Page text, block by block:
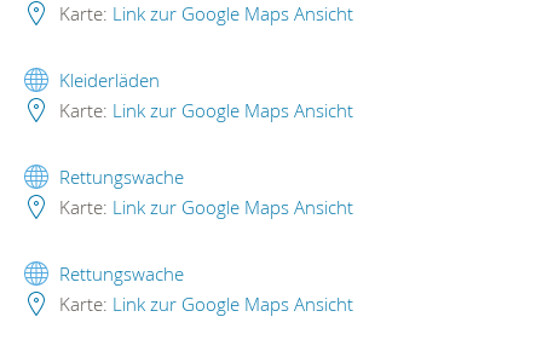
Karte: Link zur Google Maps Ansicht
Kleiderläden
Karte: Link zur Google Maps Ansicht
Rettungswache
Karte: Link zur Google Maps Ansicht
Rettungswache
Karte: Link zur Google Maps Ansicht